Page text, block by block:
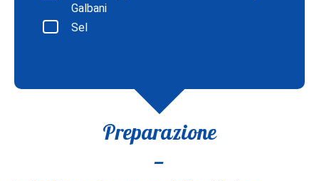
Galbani
Sel
Preparazione